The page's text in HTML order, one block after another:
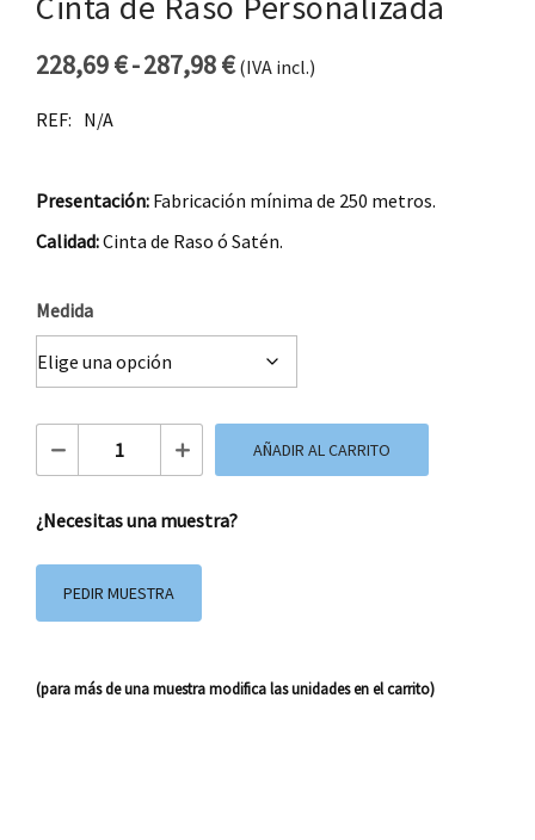
228,69€-287,98€
Rango de precios: desde
(IVA incl.)
REF: N/A
Presentación: Fabricación mínima de 250 metros.
Calidad:Cinta de Raso ó Satén.
Medida
Cinta de Raso Personalizada cantidad
AÑADIR AL CARRITO
¿Necesitas una muestra?
PEDIR MUESTRA
(para más de una muestra modifica las unidades en el carrito)